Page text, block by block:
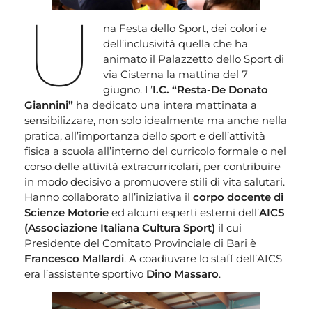
U
na Festa dello Sport, dei colori e
dell’inclusività quella che ha
animato il Palazzetto dello Sport di
via Cisterna la mattina del 7
giugno. L’I.C. “Resta-De Donato
Giannini” ha dedicato una intera mattinata a
sensibilizzare, non solo idealmente ma anche nella
pratica, all’importanza dello sport e dell’attività
fisica a scuola all’interno del curricolo formale o nel
corso delle attività extracurricolari, per contribuire
in modo decisivo a promuovere stili di vita salutari.
Hanno collaborato all’iniziativa il corpo docente di
Scienze Motorie ed alcuni esperti esterni dell’AICS
(Associazione Italiana Cultura Sport) il cui
Presidente del Comitato Provinciale di Bari è
Francesco Mallardi. A coadiuvare lo staff dell’AICS
era l’assistente sportivo Dino Massaro.